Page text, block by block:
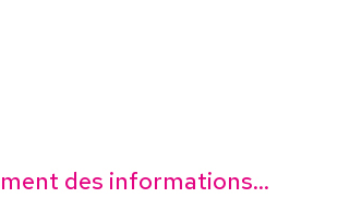
des informations...